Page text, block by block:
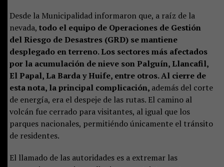
Desde la Municipalidad informaron que, a raíz de la
nevada, todo el equipo de Operaciones de Gestión
del Riesgo de Desastres (GRD) se mantiene
desplegado en terreno. Los sectores más afectados
por la acumulación de nieve son Palguín, Llancafil,
El Papal, La Barda y Huife, entre otros. Al cierre de
esta nota, la principal complicación, además del corte
de energía, era el despeje de las rutas. El camino al
volcán fue cerrado para visitantes, al igual que los
parques nacionales, permitiéndo únicamente el tránsito
de residentes.
El llamado de las autoridades es a extremar las